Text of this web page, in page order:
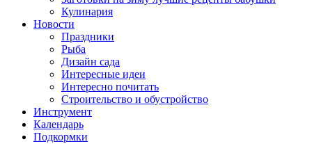
Кулинария
Новости
Праздники
Рыба
Дизайн сада
Интересные идеи
Интересно почитать
Строительство и обустройство
Инструмент
Календарь
Подкормки